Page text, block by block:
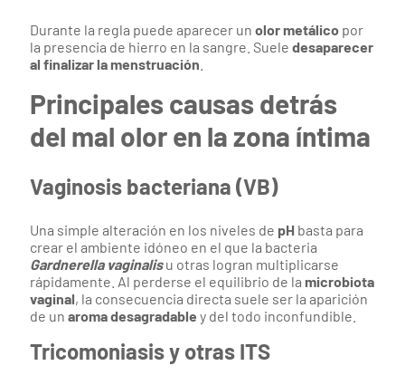
Durante la regla puede aparecer un olor metálico por
la presencia de hierro en la sangre. Suele desaparecer
al finalizar la menstruación
Principales causas detrás
del mal olor en la zona íntima
Vaginosis bacteriana (VB)
Una simple alteración en los niveles de pH basta para
crear el ambiente idóneo en el que la bacteria
Gardnerella vaginalisu otras logran multiplicarse
rápidamente. Al perderse el equilibrio de la microbiota
vaginal, la consecuencia directa suele ser la aparición
de un aroma desagradable y del todo inconfundible.
Tricomoniasis y otras ITS